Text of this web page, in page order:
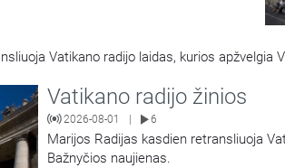
Vatikano radijo laidas, kurios apžvelgia
Vatikano radijo žinios
2026-08-01 6
Marijos Radijas kasdien retransliuoja
Bažnyčios naujienas.